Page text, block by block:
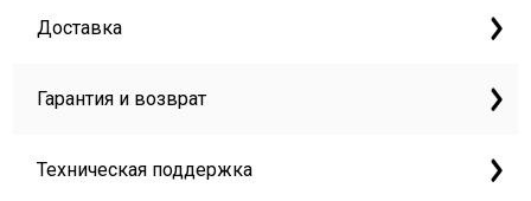
Доставка
Гарантия и возврат
Техническая поддержка